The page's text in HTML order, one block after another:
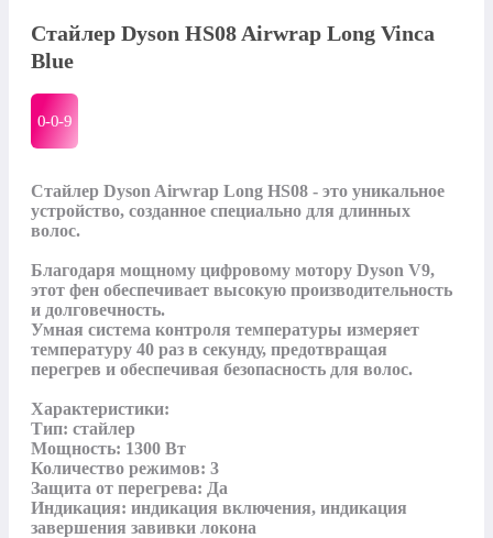
Стайлер Dyson HS08 Airwrap Long Vinca
Blue
0-0-9
Стайлер Dyson Airwrap Long HS08 - это уникальное
устройство, созданное специально для длинных
волос.
Благодаря мощному цифровому мотору Dyson V9,
этот фен обеспечивает высокую производительность
и долговечность.
Умная система контроля температуры измеряет
температуру 40 раз в секунду, предотвращая
перегрев и обеспечивая безопасность для волос.
Характеристики:
Тип: стайлер
Мощность: 1300 Вт
Количество режимов: 3
Защита от перегрева: Да
Индикация: индикация включения, индикация
завершения завивки локона